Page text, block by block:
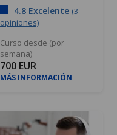
4.8 Excelente (3
opiniones)
Curso desde (por
semana)
700 EUR
MÁS INFORMACIÓN